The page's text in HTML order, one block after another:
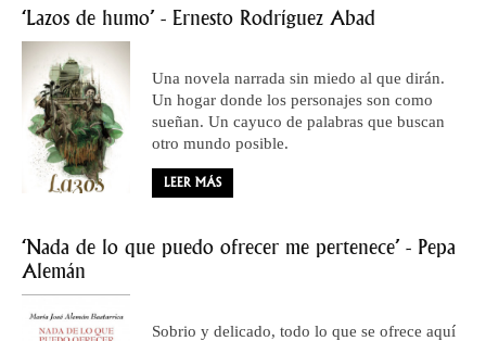
‘Lazos de humo’ - Ernesto Rodríguez Abad
Una novela narrada sin miedo al que dirán.
Un hogar donde los personajes son como
sueñan. Un cayuco de palabras que buscan
otro mundo posible.
LEER MÁS
‘Nada de lo que puedo ofrecer me pertenece’ - Pepa
Alemán
Sobrio y delicado, todo lo que se ofrece aquí